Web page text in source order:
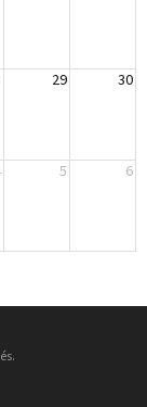
29 30
5 6